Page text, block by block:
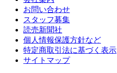
お問い合わせ
スタッフ募集
読売新聞社
個人情報保護方針など
特定商取引法に基づく表示
サイトマップ